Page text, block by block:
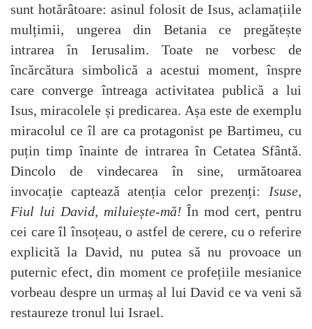
sunt hotărâtoare: asinul folosit de Isus, aclamațiile
mulțimii, ungerea din Betania ce pregătește
intrarea în Ierusalim. Toate ne vorbesc de
încărcătura simbolică a acestui moment, înspre
care converge întreaga activitatea publică a lui
Isus, miracolele și predicarea. Așa este de exemplu
miracolul ce îl are ca protagonist pe Bartimeu, cu
puțin timp înainte de intrarea în Cetatea Sfântă.
Dincolo de vindecarea în sine, următoarea
invocație captează atenția celor prezenți: Isuse,
Fiul lui David, miluiește-mă! În mod cert, pentru
cei care îl însoțeau, o astfel de cerere, cu o referire
explicită la David, nu putea să nu provoace un
puternic efect, din moment ce profețiile mesianice
vorbeau despre un urmaș al lui David ce va veni să
restaureze tronul lui Israel.